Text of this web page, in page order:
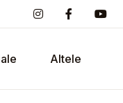
Altele